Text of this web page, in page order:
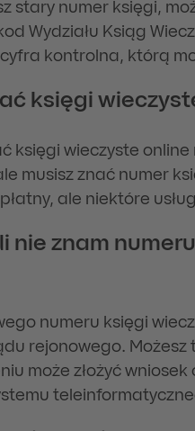
stary numer księgi,
Wydziału Ksiąg
kontrolna, którą
księgi
księgi wieczyste
musisz znać numer
ale niektóre
nie znam
numeru księgi
rejonowego. Możesz
może złożyć